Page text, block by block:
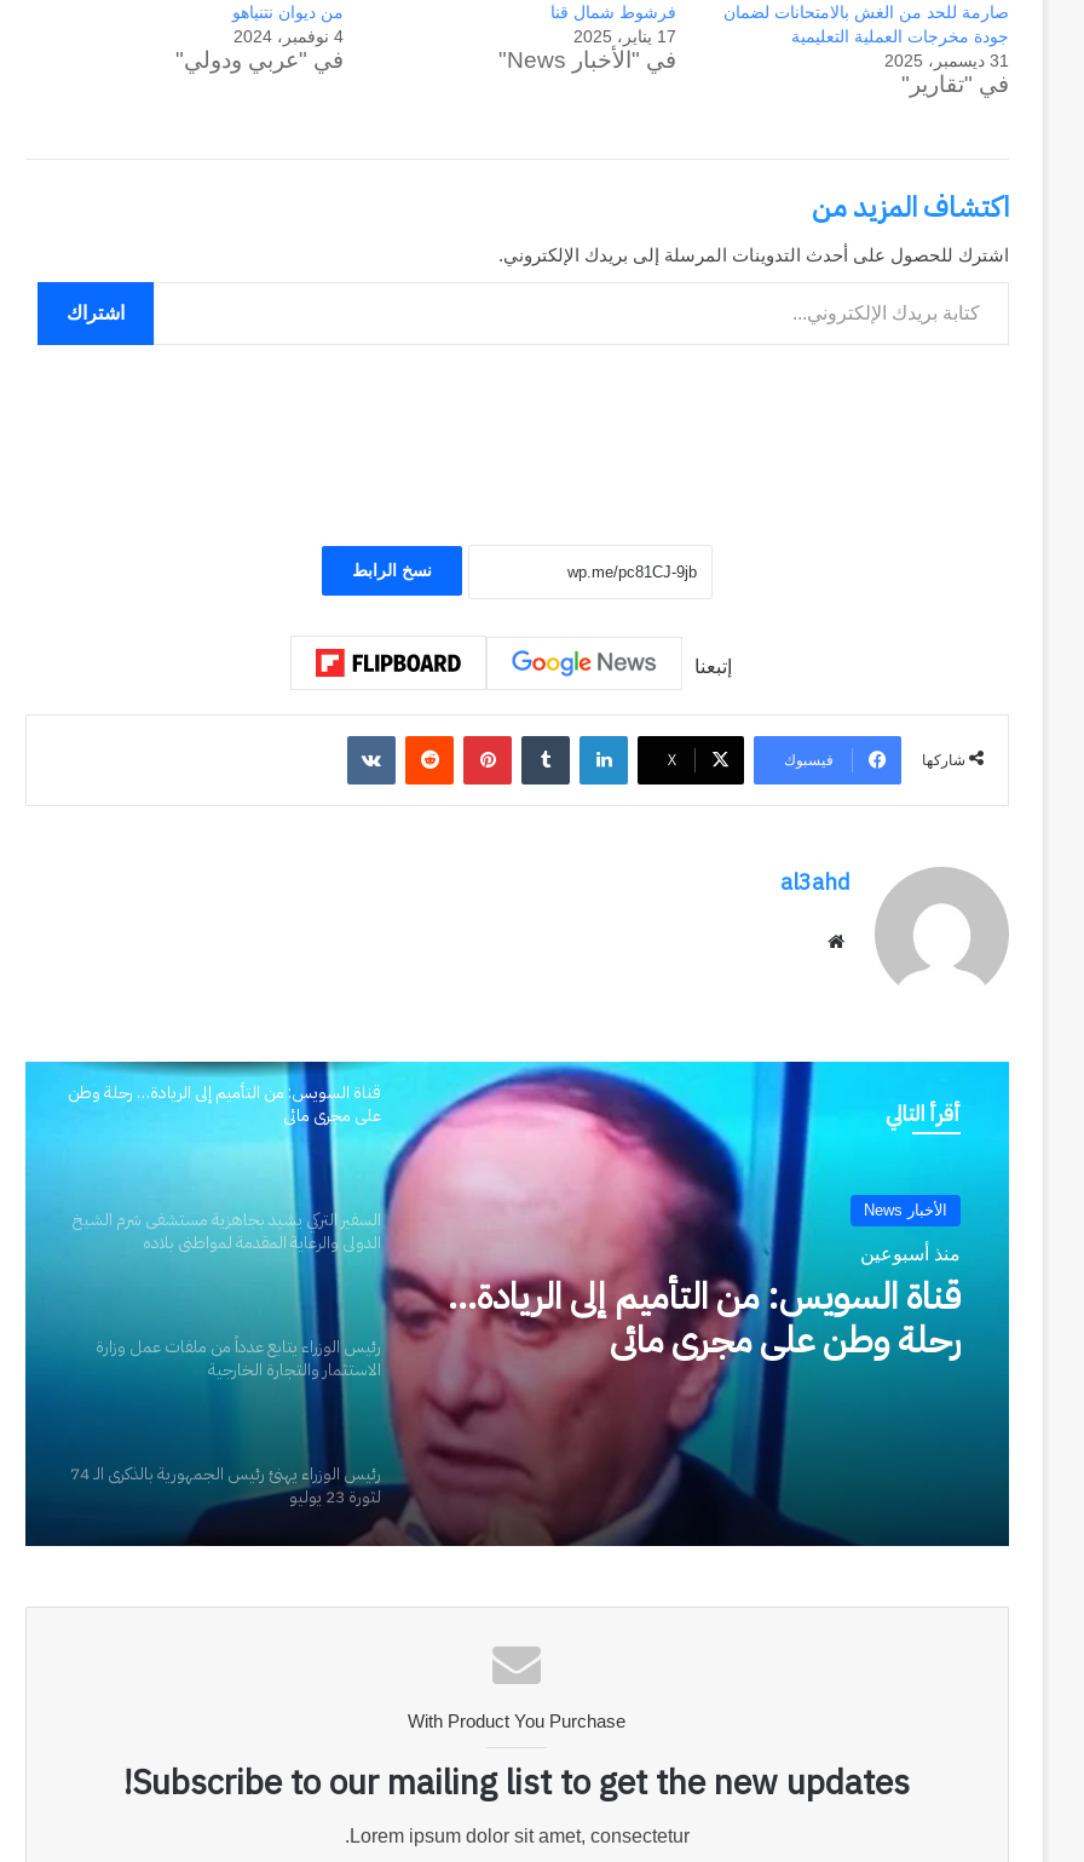
صارمة للحد من الغش بالامتحانات لضمان
جودة مخرجات العملية التعليمية
31 ديسمبر، 2025
في "تقارير"
فرشوط شمال قنا
17 يناير، 2025
في "الأخبار News"
من ديوان نتنياهو
4 نوفمبر، 2024
في "عربي ودولي"
اكتشاف المزيد من
اشترك للحصول على أحدث التدوينات المرسلة إلى بريدك الإلكتروني.
كتابة بريدك الإلكتروني...
اشتراك
نسخ الرابط
إتبعنا
شاركها فيسبوك ‫X
لينكدإن
‏Tumblr بينتيريست
‏Reddit
‏VKontakte
al3ahd
أقرأ التالي
الأخبار News
منذ أسبوعين
السفير التركي يشيد بجاهزية مستشفى
شرم الشيخ الدولي والرعاية المقدمة
لمواطني بلاده
قناة السويس: من التأميم إلى الريادة… رحلة وطن
على مجرى مائي
السفير التركي يشيد بجاهزية مستشفى شرم الشيخ
الدولي والرعاية المقدمة لمواطني بلاده
رئيس الوزراء يتابع عدداً من ملفات عمل وزارة
الاستثمار والتجارة الخارجية
رئيس الوزراء يهنئ رئيس الجمهورية بالذكرى الـ 74
لثورة 23 يوليو
With Product You Purchase
Subscribe to our mailing list to get the new updates!
Lorem ipsum dolor sit amet, consectetur.
و
يوليو..
سبعون
عاماً
من
المراقبة
وكالة الـ CIA و ٢٣ يوليو.. سبعون عاماً من المراقبة
وإعادة الحسابات
القاضية
الحرب حربين والضربة القاضية (٣)